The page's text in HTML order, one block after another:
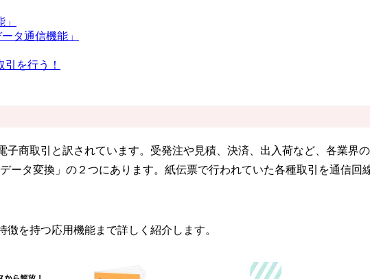
タ通信機能」
を行う！
電子商取引と訳されています。受発注や見積、決済、出入荷など、各業
ータ変換」の２つにあります。紙伝票で行われていた各種取引を通信
を持つ応用機能まで詳しく紹介します。